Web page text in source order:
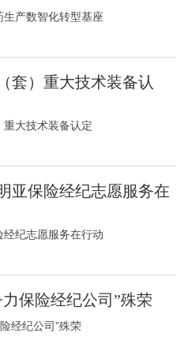
产数智化转型基座
套）重大技术装备认
大技术装备认定
亚保险经纪志愿服务在
纪志愿服务在行动
保险经纪公司”殊荣
经纪公司”殊荣